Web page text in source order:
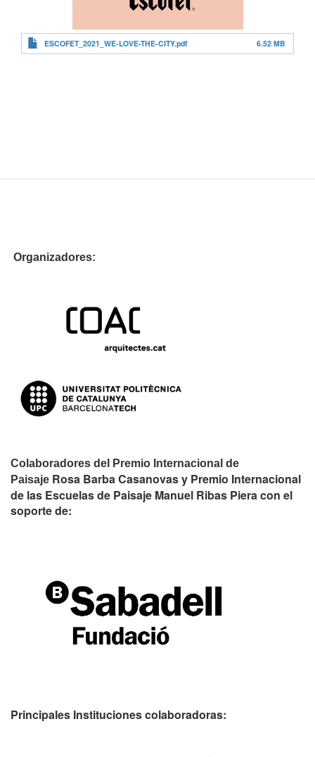
ESCOFET_2021_WE-LOVE-THE-CITY.pdf 6.52 MB
Organizadores:
Colaboradores del Premio Internacional de
Paisaje Rosa Barba Casanovas y Premio Internacional
de las Escuelas de Paisaje Manuel Ribas Piera con el
soporte de:
Principales Instituciones colaboradoras: